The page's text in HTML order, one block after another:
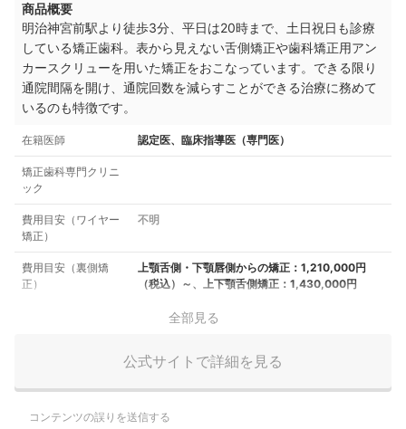
商品概要
明治神宮前駅より徒歩3分、平日は20時まで、土日祝日も診療
している矯正歯科。表から見えない舌側矯正や歯科矯正用アン
カースクリューを用いた矯正をおこなっています。できる限り
通院間隔を開け、通院回数を減らすことができる治療に務めて
いるのも特徴です。
在籍医師 認定医、臨床指導医（専門医）
矯正歯科専門クリニ
ック
費用目安（ワイヤー
矯正）
不明
費用目安（裏側矯
正）
上顎舌側・下顎唇側からの矯正：1,210,000円
（税込）～、上下顎舌側矯正：1,430,000円
全部見る
公式サイトで詳細を見る
コンテンツの誤りを送信する